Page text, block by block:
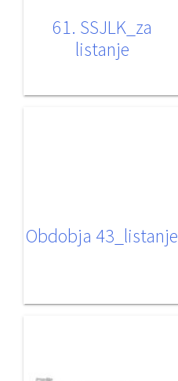
61. SSJLK_za
listanje
Obdobja 43_listanje